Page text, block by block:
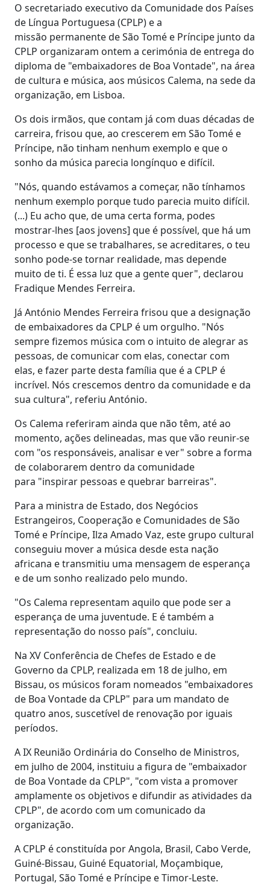
O secretariado executivo da Comunidade dos Países
de Língua Portuguesa (CPLP) e a
missão permanente de São Tomé e Príncipe junto da
CPLP organizaram ontem a cerimónia de entrega do
diploma de "embaixadores de Boa Vontade", na área
de cultura e música, aos músicos Calema, na sede da
organização, em Lisboa.
Os dois irmãos, que contam já com duas décadas de
carreira, frisou que, ao crescerem em São Tomé e
Príncipe, não tinham nenhum exemplo e que o
sonho da música parecia longínquo e difícil.
"Nós, quando estávamos a começar, não tínhamos
nenhum exemplo porque tudo parecia muito difícil.
(...) Eu acho que, de uma certa forma, podes
mostrar-lhes [aos jovens] que é possível, que há um
processo e que se trabalhares, se acreditares, o teu
sonho pode-se tornar realidade, mas depende
muito de ti. É essa luz que a gente quer", declarou
Fradique Mendes Ferreira.
Já António Mendes Ferreira frisou que a designação
de embaixadores da CPLP é um orgulho. "Nós
sempre fizemos música com o intuito de alegrar as
pessoas, de comunicar com elas, conectar com
elas, e fazer parte desta família que é a CPLP é
incrível. Nós crescemos dentro da comunidade e da
sua cultura", referiu António.
Os Calema referiram ainda que não têm, até ao
momento, ações delineadas, mas que vão reunir-se
com "os responsáveis, analisar e ver" sobre a forma
de colaborarem dentro da comunidade
para "inspirar pessoas e quebrar barreiras".
Para a ministra de Estado, dos Negócios
Estrangeiros, Cooperação e Comunidades de São
Tomé e Príncipe, Ilza Amado Vaz, este grupo cultural
conseguiu mover a música desde esta nação
africana e transmitiu uma mensagem de esperança
e de um sonho realizado pelo mundo.
"Os Calema representam aquilo que pode ser a
esperança de uma juventude. E é também a
representação do nosso país", concluiu.
Na XV Conferência de Chefes de Estado e de
Governo da CPLP, realizada em 18 de julho, em
Bissau, os músicos foram nomeados "embaixadores
de Boa Vontade da CPLP" para um mandato de
quatro anos, suscetível de renovação por iguais
períodos.
A IX Reunião Ordinária do Conselho de Ministros,
em julho de 2004, instituiu a figura de "embaixador
de Boa Vontade da CPLP", "com vista a promover
amplamente os objetivos e difundir as atividades da
CPLP", de acordo com um comunicado da
organização.
A CPLP é constituída por Angola, Brasil, Cabo Verde,
Guiné-Bissau, Guiné Equatorial, Moçambique,
Portugal, São Tomé e Príncipe e Timor-Leste.